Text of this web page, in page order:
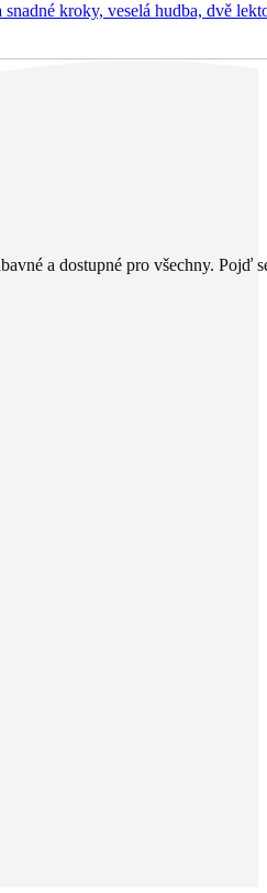
kroky, veselá hudba, dvě
a dostupné pro všechny. Pojď